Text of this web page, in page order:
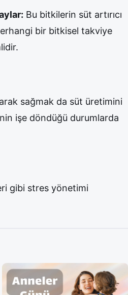
Bu bitkilerin süt artırıcı
bir bitkisel takviye
sağmak da süt üretimini
işe döndüğü durumlarda
gibi stres yönetimi